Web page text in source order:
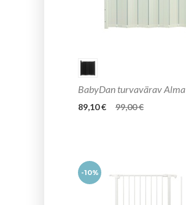
BabyDan turvavärav Alma
89,10 € 99,00 €
-10%